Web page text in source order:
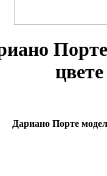
Дариано Порте